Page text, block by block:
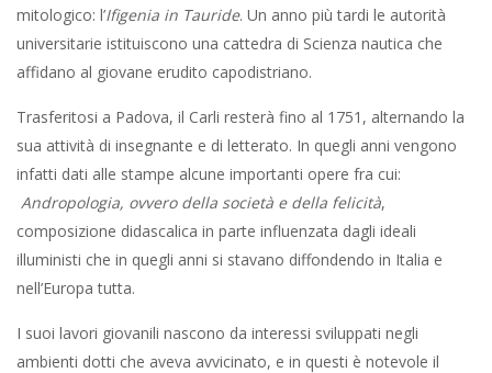
mitologico: l’Ifigenia in Tauride. Un anno più tardi le autorità
universitarie istituiscono una cattedra di Scienza nautica che
affidano al giovane erudito capodistriano.
Trasferitosi a Padova, il Carli resterà fino al 1751, alternando la
sua attività di insegnante e di letterato. In quegli anni vengono
infatti dati alle stampe alcune importanti opere fra cui:
Andropologia, ovvero della società e della felicità,
composizione didascalica in parte influenzata dagli ideali
illuministi che in quegli anni si stavano diffondendo in Italia e
nell’Europa tutta.
I suoi lavori giovanili nascono da interessi sviluppati negli
ambienti dotti che aveva avvicinato, e in questi è notevole il